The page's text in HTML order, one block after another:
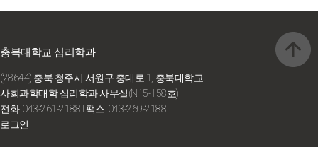
충북대학교 심리학과
(28644) 충북 청주시 서원구 충대로 1, 충북대학교
사회과학대학 심리학과 사무실(N15-158호)
전화: 043-261-2188 I 팩스: 043-269-2188
로그인